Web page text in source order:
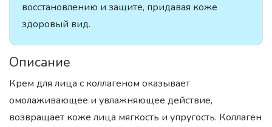
восстановлению и защите, придавая коже
здоровый вид.
Описание
Крем для лица с коллагеном оказывает
омолаживающее и увлажняющее действие,
возвращает коже лица мягкость и упругость. Коллаген